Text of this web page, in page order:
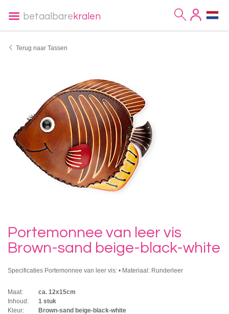
betaalbare kralen
Terug naar Tassen
Portemonnee van leer vis
Brown-sand beige-black-white
Specificaties Portemonnee van leer vis: • Materiaal: Runderleer
Maat:
ca. 12x15cm
Inhoud:
1 stuk
Kleur:
Brown-sand beige-black-white